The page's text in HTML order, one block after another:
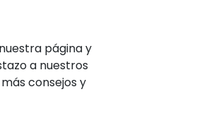
página y
a nuestros
consejos y